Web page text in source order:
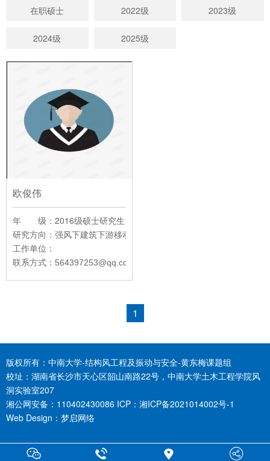
在职硕士 2022级 2023级
2024级 2025级
欧俊伟
年 级：2016级硕士研究生
研究方向：强风下建筑下游移动列车气动特性及风声屏障遮挡效果数
工作单位：
联系方式： 564397253@qq.com
1
版权所有：中南大学-结构风工程及振动与安全-黄东梅课题组
校址：湖南省长沙市天心区韶山南路22号，中南大学土木工程学院风
洞实验室207
湘公网安备：110402430086 ICP： 湘ICP备2021014002号-1
Web Design： 梦启网络